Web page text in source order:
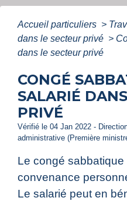
Accueil particuliers >
dans le secteur privé >
dans le secteur privé
CONGÉ
SALARIÉ
PRIVÉ
Vérifié le 04 Jan 2022 -
administrative (Première
Le congé
convenance
Le salarié peut en